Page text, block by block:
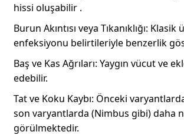
hissi oluşabilir .
Burun Akıntısı veya Tıkanıklığı:
enfeksiyonu belirtileriyle benzerlik
Baş ve Kas Ağrıları: Yaygın vücut ve
edebilir.
Tat ve Koku Kaybı: Önceki
son varyantlarda (Nimbus gibi) daha
görülmektedir.